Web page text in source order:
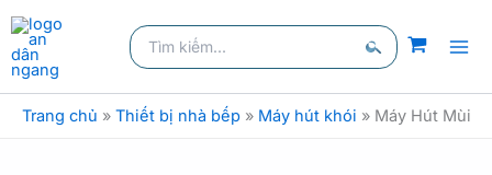
Nhảy
tới
nội
dung
Tìm
kiếm:
kiếm
Trang chủ » Thiết bị nhà bếp » Máy hút khói » Máy Hút Mùi